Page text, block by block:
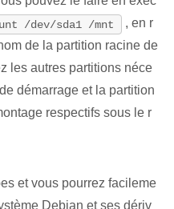
/dev/sda1 /mnt
, en r
de la partition racine de
les autres partitions néce
démarrage et la partition
respectifs sous le r
et vous pourrez facileme
Debian et ses dériv